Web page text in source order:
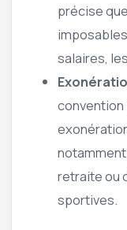
précise
salaires,
retraite ou
sportives.